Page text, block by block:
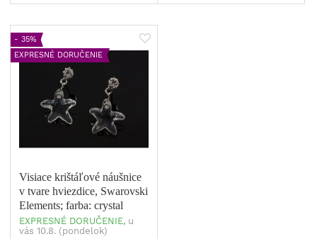
- 35%
EXPRESNÉ DORUČENIE
Visiace krištáľové náušnice
v tvare hviezdice, Swarovski
Elements; farba: crystal
EXPRESNÉ DORUČENIE, u
vás 10.8. (pondelok)